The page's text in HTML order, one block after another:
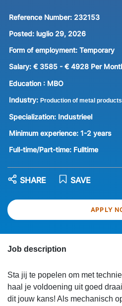
Reference Number: 232153
Posted: luglio 29, 2026
Form of employment: Temporary
Salary: € 3585 - € 4928 Per
Education : MBO
Industry: Production of metal products
Specialization: Industrieel
Minimum experience: 1-2 years
Full-time/Part-time: Fulltime
APPLY
SAVE
SHARE
Job description
Sta jij te popelen om met
haal je voldoening uit goed
dit jouw kans! Als mechanisch